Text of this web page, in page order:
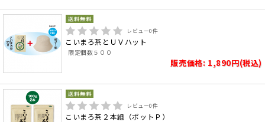
レビュー0件
こいまろ茶とＵＶハット
限定個数５００
販売価格: 1,890円(税込)
レビュー0件
こいまろ茶２本組（ポットＰ）